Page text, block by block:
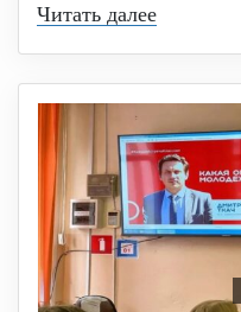
Читать далее